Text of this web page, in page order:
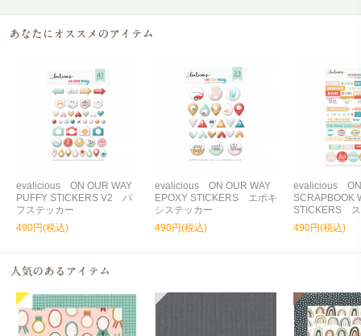
evalicious ON OUR WAY
PUFFY STICKERS V2 パ
フステッカー
490円(税込)
evalicious ON OUR WAY
EPOXY STICKERS エポキ
システッカー
490円(税込)
evalicious ON
SCRAPBOOK
STICKERS
490円(税込)